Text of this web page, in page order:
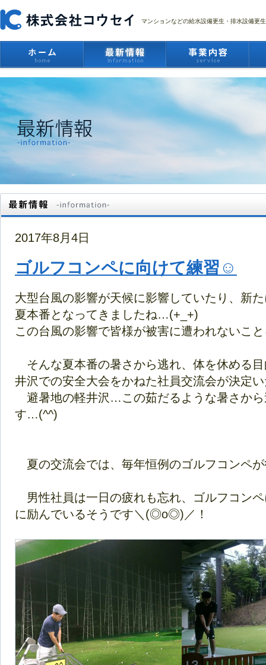
マンションなどの給水設備更生・排水設備更
2017年8月4日
ゴルフコンペに向けて練習☺
大型台風の影響が天候に影響していたり、新
夏本番となってきましたね…(+_+)
この台風の影響で皆様が被害に遭われないこ
そんな夏本番の暑さから逃れ、体を休める
井沢での安全大会をかねた社員交流会が決定
避暑地の軽井沢…この茹だるような暑さから
す…(^^)
夏の交流会では、毎年恒例のゴルフコンペ
男性社員は一日の疲れも忘れ、ゴルフコン
に励んでいるそうです＼(◎o◎)／！